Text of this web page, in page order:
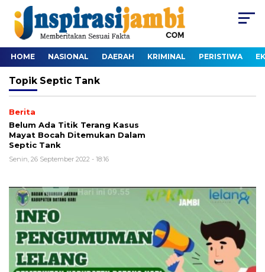
HOME NASIONAL DAERAH KRIMINAL PERISTIWA
Topik Septic Tank
Berita
Belum Ada Titik Terang Kasus
Mayat Bocah Ditemukan Dalam
Septic Tank
Senin, 26 September 2022 - 18:16